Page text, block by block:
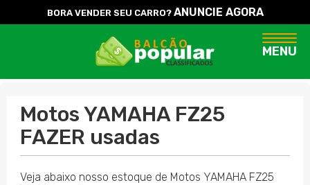
BORA VENDER SEU CARRO? ANUNCIE AGORA
MENU
Motos YAMAHA FZ25
FAZER usadas
Veja abaixo nosso estoque de Motos YAMAHA FZ25